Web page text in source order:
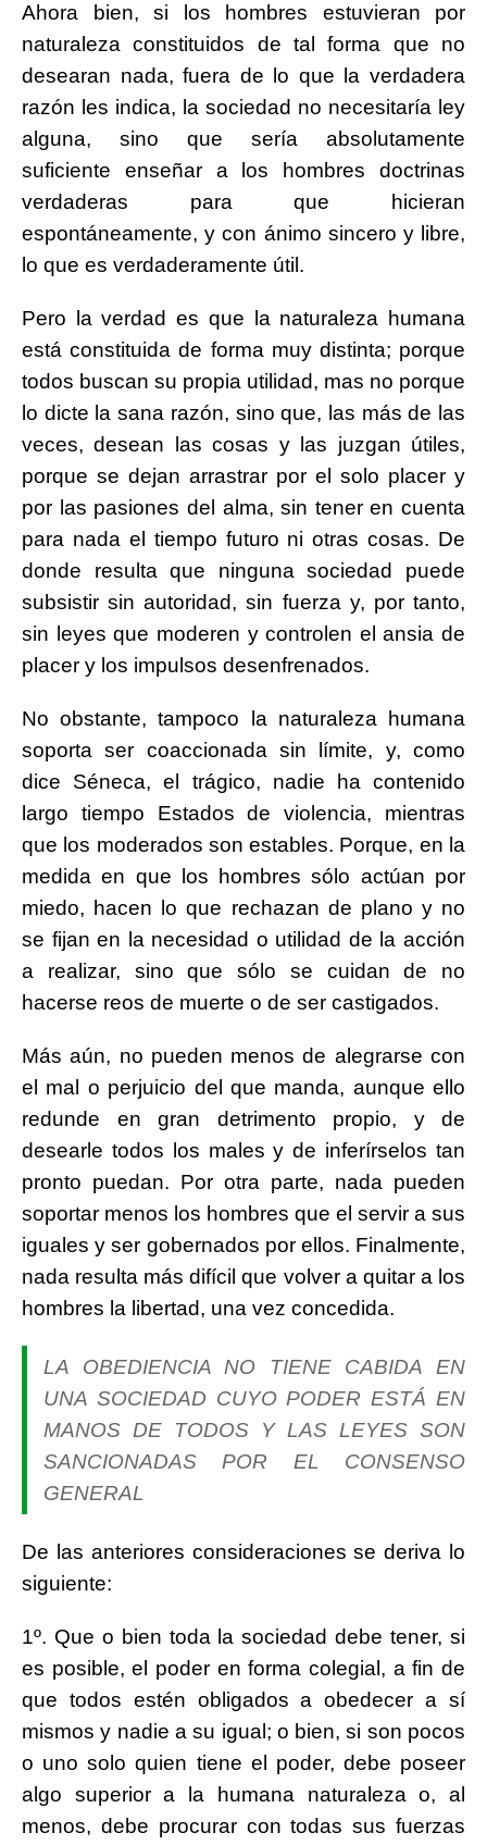
Ahora bien, si los hombres estuvieran por
naturaleza constituidos de tal forma que no
desearan nada, fuera de lo que la verdadera
razón les indica, la sociedad no necesitaría ley
alguna, sino que sería absolutamente
suficiente enseñar a los hombres doctrinas
verdaderas para que hicieran
espontáneamente, y con ánimo sincero y libre,
lo que es verdaderamente útil.
Pero la verdad es que la naturaleza humana
está constituida de forma muy distinta; porque
todos buscan su propia utilidad, mas no porque
lo dicte la sana razón, sino que, las más de las
veces, desean las cosas y las juzgan útiles,
porque se dejan arrastrar por el solo placer y
por las pasiones del alma, sin tener en cuenta
para nada el tiempo futuro ni otras cosas. De
donde resulta que ninguna sociedad puede
subsistir sin autoridad, sin fuerza y, por tanto,
sin leyes que moderen y controlen el ansia de
placer y los impulsos desenfrenados.
No obstante, tampoco la naturaleza humana
soporta ser coaccionada sin límite, y, como
dice Séneca, el trágico, nadie ha contenido
largo tiempo Estados de violencia, mientras
que los moderados son estables. Porque, en la
medida en que los hombres sólo actúan por
miedo, hacen lo que rechazan de plano y no
se fijan en la necesidad o utilidad de la acción
a realizar, sino que sólo se cuidan de no
hacerse reos de muerte o de ser castigados.
Más aún, no pueden menos de alegrarse con
el mal o perjuicio del que manda, aunque ello
redunde en gran detrimento propio, y de
desearle todos los males y de inferírselos tan
pronto puedan. Por otra parte, nada pueden
soportar menos los hombres que el servir a sus
iguales y ser gobernados por ellos. Finalmente,
nada resulta más difícil que volver a quitar a los
hombres la libertad, una vez concedida.
LA OBEDIENCIA NO TIENE CABIDA EN
UNA SOCIEDAD CUYO PODER ESTÁ EN
MANOS DE TODOS Y LAS LEYES SON
SANCIONADAS POR EL CONSENSO
GENERAL
De las anteriores consideraciones se deriva lo
siguiente:
1º. Que o bien toda la sociedad debe tener, si
es posible, el poder en forma colegial, a fin de
que todos estén obligados a obedecer a sí
mismos y nadie a su igual; o bien, si son pocos
o uno solo quien tiene el poder, debe poseer
algo superior a la humana naturaleza o, al
menos, debe procurar con todas sus fuerzas